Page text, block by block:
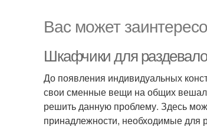
Вас может
Шкафчики для
До появления индивидуальных
свои сменные вещи на общих
решить данную проблему. Здесь
принадлежности, необходимые для